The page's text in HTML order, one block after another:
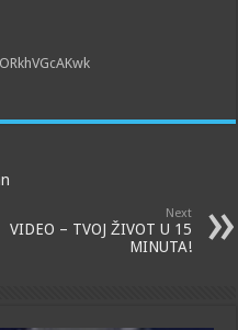
Next
VIDEO – TVOJ ŽIVOT U 15
MINUTA!